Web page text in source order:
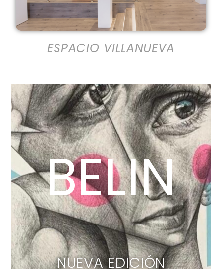
ESPACIO VILLANUEVA
BELIN
NUEVA EDICIÓN